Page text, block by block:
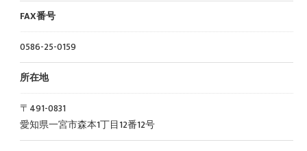
FAX番号
0586-25-0159
所在地
〒491-0831
愛知県一宮市森本1丁目12番12号